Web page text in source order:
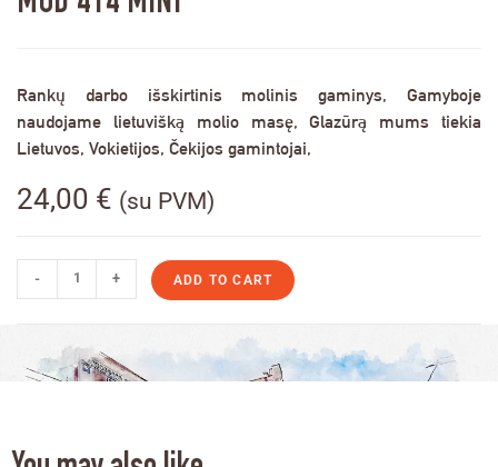
Rankų darbo išskirtinis molinis gaminys, Gamyboje
naudojame lietuvišką molio masę, Glazūrą mums tiekia
Lietuvos, Vokietijos, Čekijos gamintojai,
24,00 € (su PVM)
- + ADD TO CART